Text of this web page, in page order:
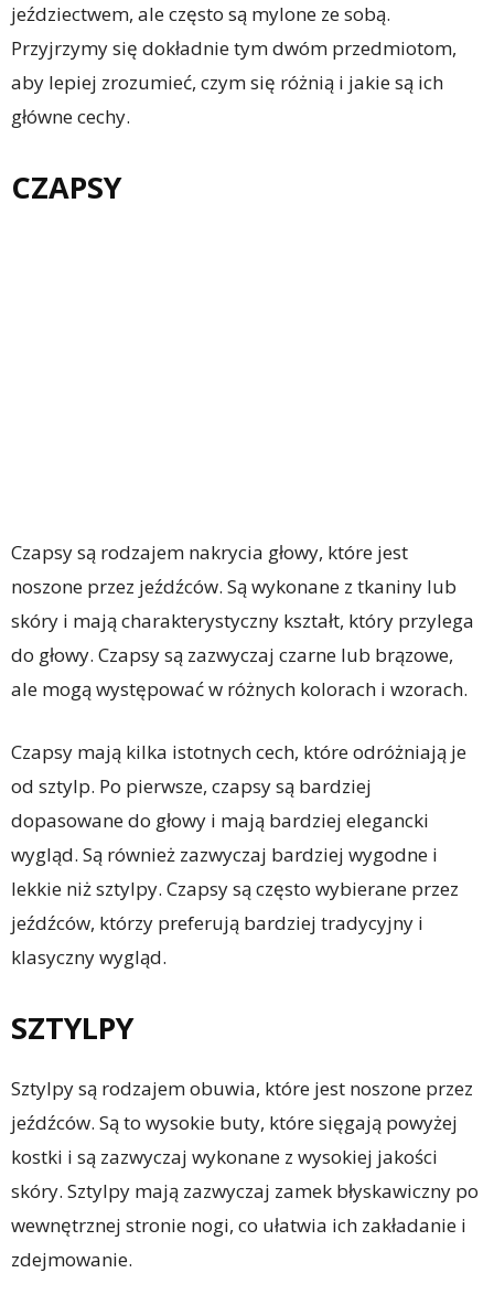
jeździectwem, ale często są mylone ze sobą.
Przyjrzymy się dokładnie tym dwóm przedmiotom,
aby lepiej zrozumieć, czym się różnią i jakie są ich
główne cechy.
CZAPSY
Czapsy są rodzajem nakrycia głowy, które jest
noszone przez jeźdźców. Są wykonane z tkaniny lub
skóry i mają charakterystyczny kształt, który przylega
do głowy. Czapsy są zazwyczaj czarne lub brązowe,
ale mogą występować w różnych kolorach i wzorach.
Czapsy mają kilka istotnych cech, które odróżniają je
od sztylp. Po pierwsze, czapsy są bardziej
dopasowane do głowy i mają bardziej elegancki
wygląd. Są również zazwyczaj bardziej wygodne i
lekkie niż sztylpy. Czapsy są często wybierane przez
jeźdźców, którzy preferują bardziej tradycyjny i
klasyczny wygląd.
SZTYLPY
Sztylpy są rodzajem obuwia, które jest noszone przez
jeźdźców. Są to wysokie buty, które sięgają powyżej
kostki i są zazwyczaj wykonane z wysokiej jakości
skóry. Sztylpy mają zazwyczaj zamek błyskawiczny po
wewnętrznej stronie nogi, co ułatwia ich zakładanie i
zdejmowanie.